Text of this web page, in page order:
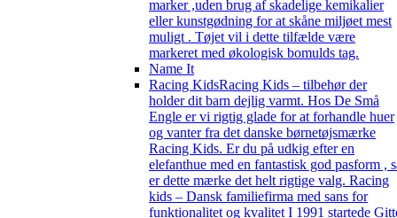
marker ,uden brug af skadelige kemikalier
eller kunstgødning for at skåne miljøet mest
muligt . Tøjet vil i dette tilfælde være
markeret med økologisk bomulds tag.
Name It
Racing KidsRacing Kids – tilbehør der
holder dit barn dejlig varmt. Hos De Små
Engle er vi rigtig glade for at forhandle huer
og vanter fra det danske børnetøjsmærke
Racing Kids. Er du på udkig efter en
elefanthue med en fantastisk god pasform ,
er dette mærke det helt rigtige valg. Racing
kids – Dansk familiefirma med sans for
funktionalitet og kvalitet I 1991 startede